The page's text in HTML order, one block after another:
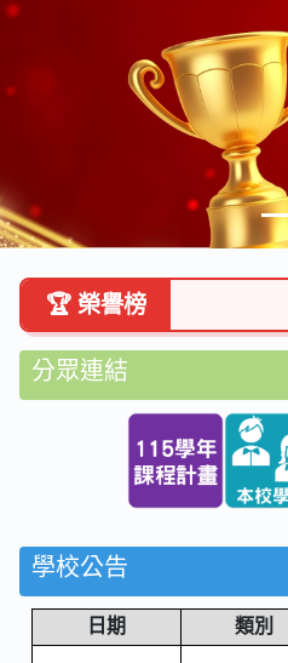
🏆 榮譽榜
分眾連結
學校公告
日期 類別